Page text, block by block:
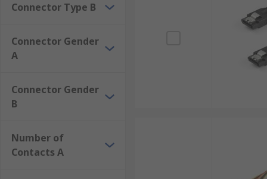
Connector Type B
Connector Gender
A
Connector Gender
B
Number of
Contacts A